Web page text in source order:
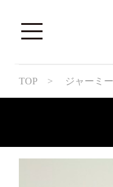
TOP > ジャーミー